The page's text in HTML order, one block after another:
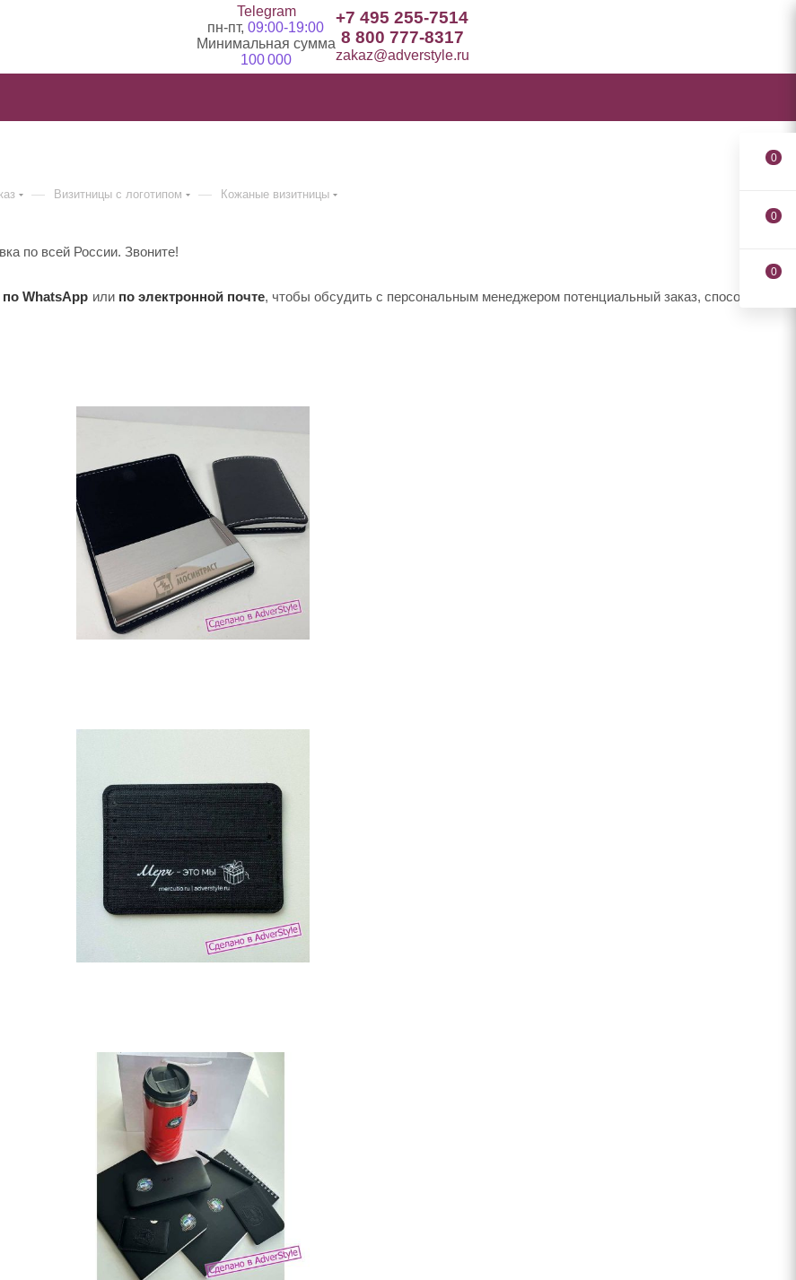
Telegram
пн-пт, 09:00-19:00
Минимальная сумма
100 000
+7 495 255-7514
8 800 777-8317
zakaz@adverstyle.ru
— Визитницы с логотипом — Кожаные визитницы
по всей России. Звоните!
по WhatsApp или по электронной почте, чтобы обсудить с персональным менеджером потенциальный заказ, способы
0
0
0